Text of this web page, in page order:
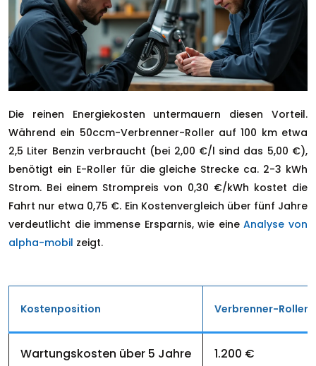
Die reinen Energiekosten untermauern diesen Vorteil.
Während ein 50ccm-Verbrenner-Roller auf 100 km etwa
2,5 Liter Benzin verbraucht (bei 2,00 €/l sind das 5,00 €),
benötigt ein E-Roller für die gleiche Strecke ca. 2-3 kWh
Strom. Bei einem Strompreis von 0,30 €/kWh kostet die
Fahrt nur etwa 0,75 €. Ein Kostenvergleich über fünf Jahre
verdeutlicht die immense Ersparnis, wie eineAnalyse von
alpha-mobil zeigt.
Kostenposition Verbrenner-Roller
Wartungskosten über 5 Jahre 1.200 €